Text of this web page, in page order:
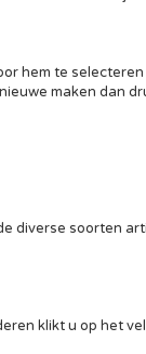
hem te
maken dan
diverse soorten
klikt u op het